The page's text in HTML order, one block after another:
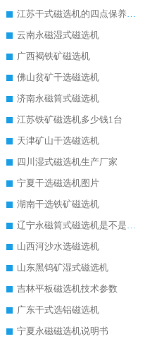
江苏干式磁选机的四点保养秘籍
云南永磁湿式磁选机
广西褐铁矿磁选机
佛山贫矿干选磁选机
济南永磁筒式磁选机
江苏铁矿磁选机多少钱1台
天津矿山干选磁选机
四川湿式磁选机生产厂家
宁夏干选磁选机图片
湖南干选铁矿磁选机
辽宁永磁筒式磁选机是不是强磁
山西河沙水选磁选机
山东黑钨矿湿式磁选机
吉林平板磁选机技术参数
广东干式选铝磁选机
宁夏永磁磁选机说明书